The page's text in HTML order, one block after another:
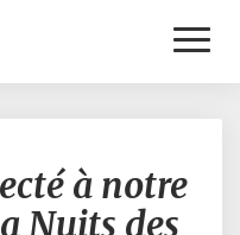
à notre
Nuits des